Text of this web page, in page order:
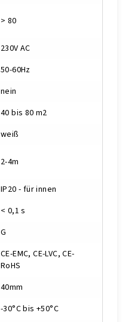
> 80
230V AC
50-60Hz
nein
40 bis 80 m2
weiß
2-4m
IP20 - für innen
< 0,1 s
G
CE-EMC, CE-LVC, CE-
RoHS
40mm
-30°C bis +50°C